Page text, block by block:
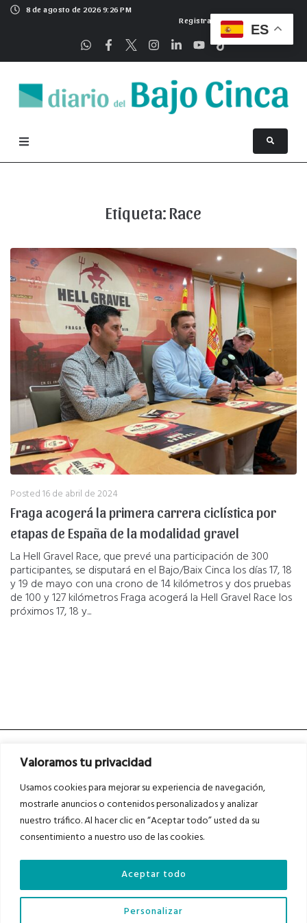
Valoramos tu privacidad
Usamos cookies para mejorar su experiencia de navegación,
mostrarle anuncios o contenidos personalizados y analizar
nuestro tráfico. Al hacer clic en “Aceptar todo” usted da su
consentimiento a nuestro uso de las cookies.
Personalizar
Aceptar todo
8 de agosto de 2026 9:26 PM
Registrarse
Etiqueta: Race
Posted16 de abril de 2024
Fraga acogerá la primera carrera ciclística por
etapas de España de la modalidad gravel
La Hell Gravel Race, que prevé una participación de 300
participantes, se disputará en el Bajo/Baix Cinca los días 17, 18
y 19 de mayo con una crono de 14 kilómetros y dos pruebas
de 100 y 127 kilómetros Fraga acogerá la Hell Gravel Race los
próximos 17, 18 y...
Asociados a
Auditados por
ES